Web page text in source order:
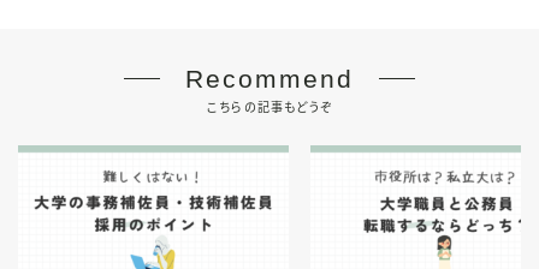
Recommend
こちらの記事もどうぞ